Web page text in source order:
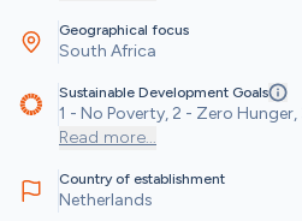
Geographical focus
South Africa
Sustainable Development Goals
1 - No Poverty, 2 - Zero
being, 4 - Quality Education, 5
Responsible Consumption and
Partnerships for the Goals
Read more...
Country of establishment
Netherlands